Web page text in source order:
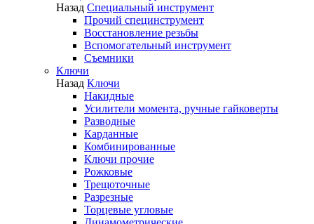
Назад Специальный инструмент
Прочий специнструмент
Восстановление резьбы
Вспомогательный инструмент
Съемники
Ключи
Назад Ключи
Накидные
Усилители момента, ручные гайковерты
Разводные
Карданные
Комбинированные
Ключи прочие
Рожковые
Трещоточные
Разрезные
Торцевые угловые